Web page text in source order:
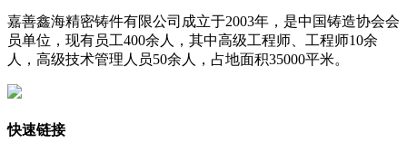
嘉善鑫海精密铸件有限公司成立于2003年，是中国铸造协会会
员单位，现有员工400余人，其中高级工程师、工程师10余
人，高级技术管理人员50余人，占地面积35000平米。
快速链接